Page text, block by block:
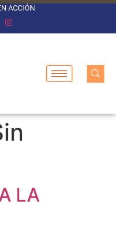
ACCIÓN
LA